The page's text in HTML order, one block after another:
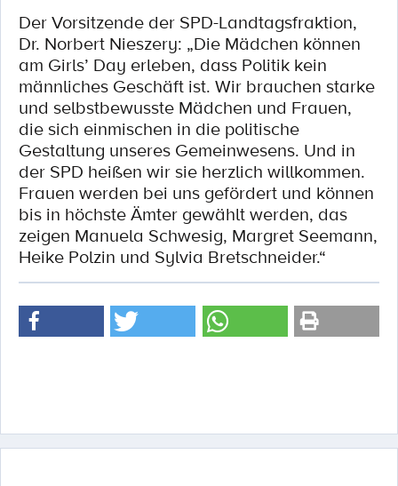
Der Vorsitzende der SPD-Landtagsfraktion,
Dr. Norbert Nieszery: „Die Mädchen können
am Girls’ Day erleben, dass Politik kein
männliches Geschäft ist. Wir brauchen starke
und selbstbewusste Mädchen und Frauen,
die sich einmischen in die politische
Gestaltung unseres Gemeinwesens. Und in
der SPD heißen wir sie herzlich willkommen.
Frauen werden bei uns gefördert und können
bis in höchste Ämter gewählt werden, das
zeigen Manuela Schwesig, Margret Seemann,
Heike Polzin und Sylvia Bretschneider.“